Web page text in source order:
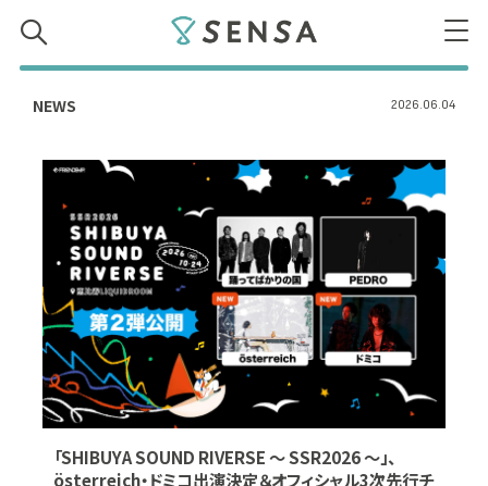
NEWS 2026.06.04
「SHIBUYA SOUND RIVERSE ～ SSR2026 ～」、
österreich・ドミコ出演決定＆オフィシャル3次先行チ